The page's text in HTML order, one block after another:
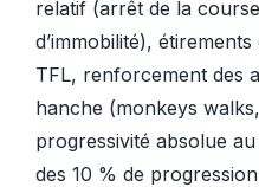
relatif (arrêt de la
d’immobilité),
TFL, renforcement des
hanche (monkeys
progressivité absolue
des 10 % de